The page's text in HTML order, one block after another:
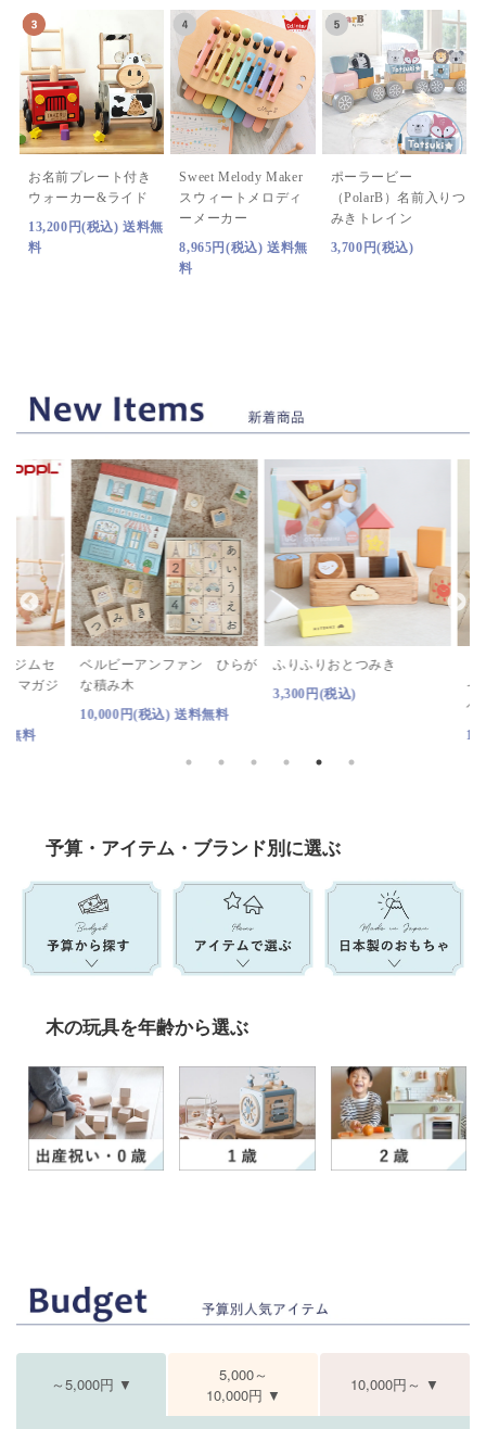
お名前プレート付き
ウォーカー&ライド
13,200円(税込) 送料無
料
Sweet Melody Maker
スウィートメロディ
ーメーカー
8,965円(税込) 送料無
料
ポーラービー
（PolarB）名前入りつ
みきトレイン
3,700円(税込)
ベルビーアンファン ひらが
な積み木
10,000円(税込) 送料無料
ふりふりおとつみき
3,300円(税込)
イズ（
ペラ！バ
13,200円(
予算・アイテム・ブランド別に選ぶ
木の玩具を年齢から選ぶ
～5,000円 ▼
5,000～
10,000円 ▼
10,000円～ ▼